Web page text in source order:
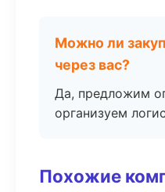
Можно ли
через вас?
Да, предложим
организуем
Похожие